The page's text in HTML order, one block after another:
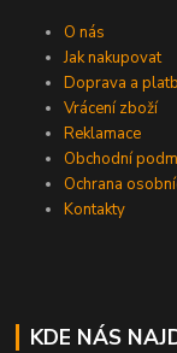
O nás
Jak nakupovat
Doprava a
Vrácení zboží
Reklamace
Obchodní
Ochrana
Kontakty
KDE NÁS